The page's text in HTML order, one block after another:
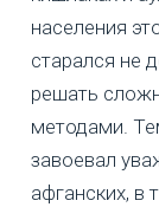
населения
старался не
решать
методами.
завоевал
афганских, в